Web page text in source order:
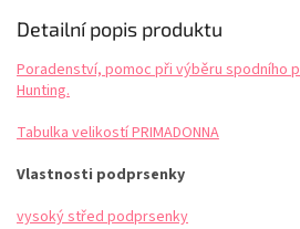
Detailní popis produktu
Poradenství, pomoc při výběru spodního
Hunting.
Tabulka velikostí PRIMADONNA
Vlastnosti podprsenky
vysoký střed podprsenky